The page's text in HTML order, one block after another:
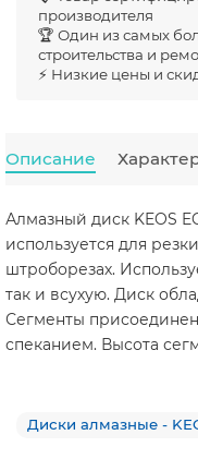
производителя
🏆 Один из самых
строительства и
⚡ Низкие цены и
Описание
Алмазный диск KEOS
используется для
штроборезах.
так и всухую. Диск
Сегменты
спеканием. Высота
Диски алмазные -